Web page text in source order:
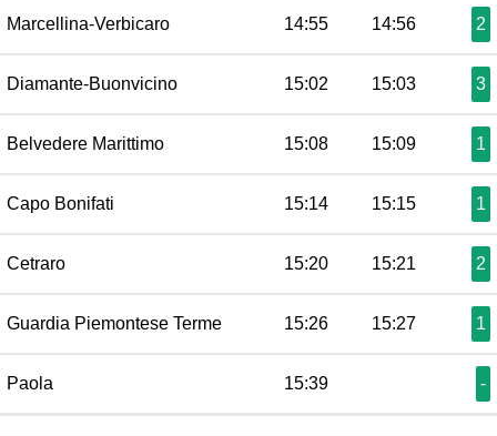
Marcellina-Verbicaro 14:55 14:56 2
Diamante-Buonvicino 15:02 15:03 3
Belvedere Marittimo 15:08 15:09 1
Capo Bonifati 15:14 15:15 1
Cetraro 15:20 15:21 2
Guardia Piemontese Terme 15:26 15:27 1
Paola 15:39 -